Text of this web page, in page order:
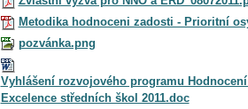
Metodika hodnoceni zadosti - Prioritní
pozvánka.png
Vyhlášení rozvojového programu
Excelence středních škol 2011.doc